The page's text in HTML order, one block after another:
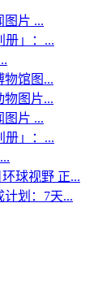
图片 ...
册」：...
物馆图...
物图片...
图片 ...
册」：...
球视野 正...
计划：7天...